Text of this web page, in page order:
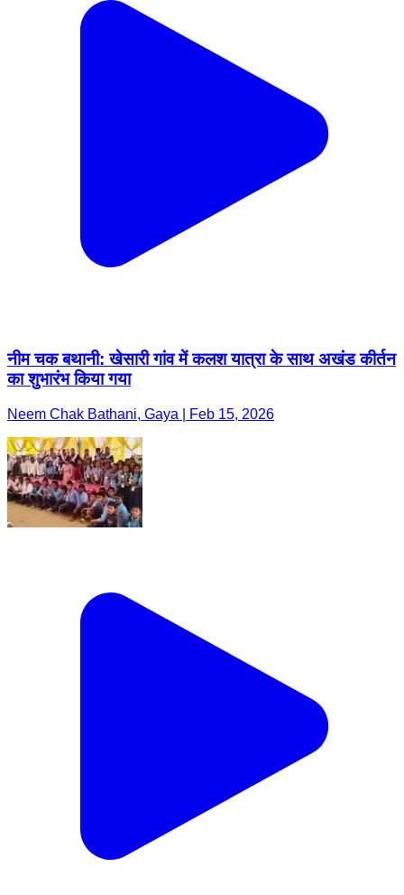
नीम चक बथानी: खेसारी गांव में कलश यात्रा के साथ अखंड कीर्तन
का शुभारंभ किया गया
Neem Chak Bathani, Gaya | Feb 15, 2026